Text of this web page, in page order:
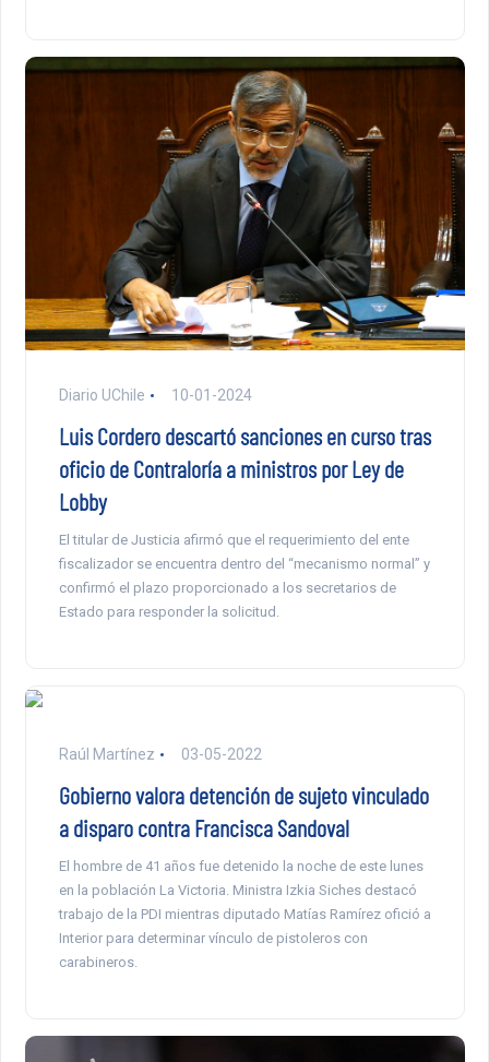
Diario UChile 10-01-2024
Luis Cordero descartó sanciones en curso tras
oficio de Contraloría a ministros por Ley de
Lobby
El titular de Justicia afirmó que el requerimiento del ente
fiscalizador se encuentra dentro del “mecanismo normal” y
confirmó el plazo proporcionado a los secretarios de
Estado para responder la solicitud.
Raúl Martínez 03-05-2022
Gobierno valora detención de sujeto vinculado
a disparo contra Francisca Sandoval
El hombre de 41 años fue detenido la noche de este lunes
en la población La Victoria. Ministra Izkia Siches destacó
trabajo de la PDI mientras diputado Matías Ramírez ofició a
Interior para determinar vínculo de pistoleros con
carabineros.